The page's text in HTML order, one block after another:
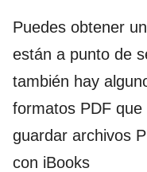
Puedes obtener
están a punto de
también hay
formatos PDF
guardar archivos
con iBooks